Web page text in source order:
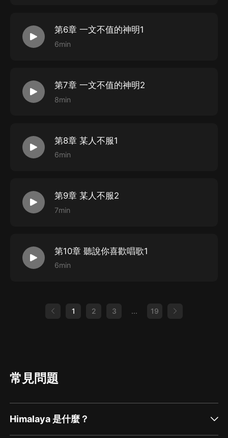
第6章 一文不值的神明1
6min
第7章 一文不值的神明2
8min
第8章 某人不服1
6min
第9章 某人不服2
7min
第10章 聽說你喜歡唱歌1
6min
1 2 3 ... 19
常見問題
Himalaya 是什麼？